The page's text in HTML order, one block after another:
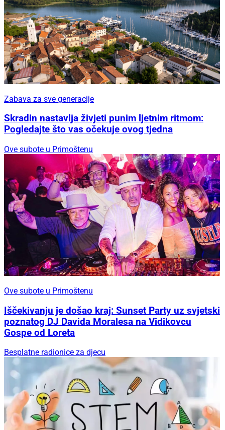
Zabava za sve generacije
Skradin nastavlja živjeti punim ljetnim ritmom:
Pogledajte što vas očekuje ovog tjedna
Ove subote u Primoštenu
Ove subote u Primoštenu
Iščekivanju je došao kraj: Sunset Party uz svjetski
poznatog DJ Davida Moralesa na Vidikovcu
Gospe od Loreta
Besplatne radionice za djecu